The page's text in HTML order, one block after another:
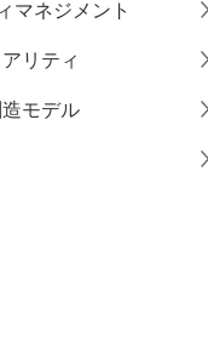
マネジメント
リティ
モデル